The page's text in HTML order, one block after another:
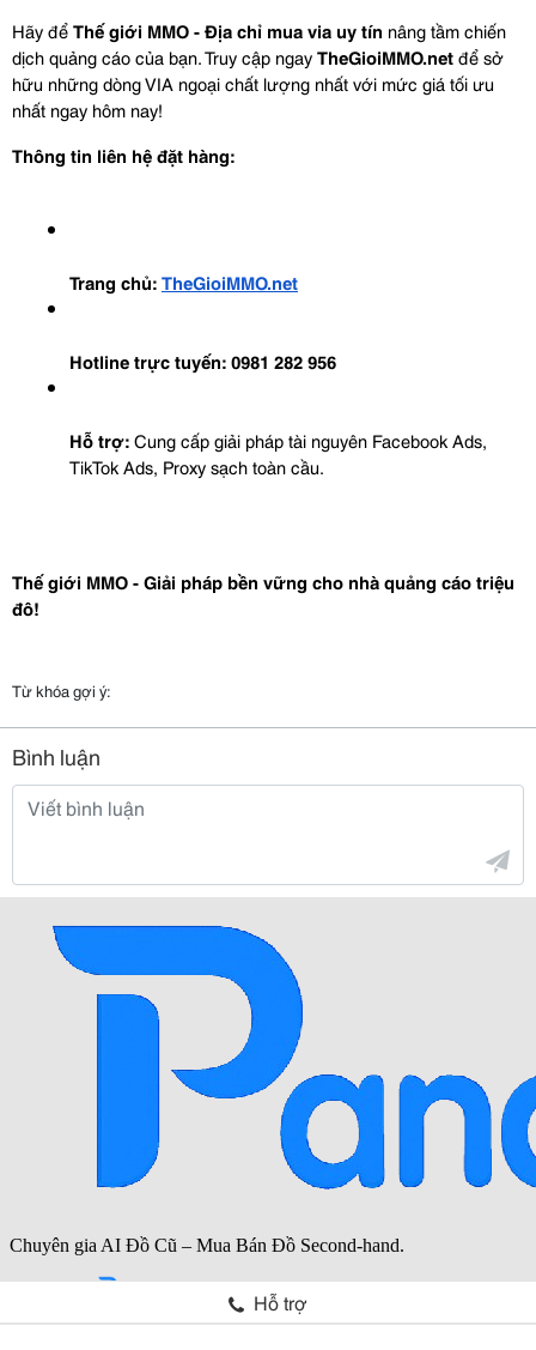
Hãy để Thế giới MMO - Địa chỉ mua via uy tín nâng tầm chiến
dịch quảng cáo của bạn. Truy cập ngay TheGioiMMO.net để sở
hữu những dòng VIA ngoại chất lượng nhất với mức giá tối ưu
nhất ngay hôm nay!
Thông tin liên hệ đặt hàng:
Trang chủ:TheGioiMMO.net
Hotline trực tuyến:0981 282 956
Hỗ trợ: Cung cấp giải pháp tài nguyên Facebook Ads,
TikTok Ads, Proxy sạch toàn cầu.
Thế giới MMO - Giải pháp bền vững cho nhà quảng cáo triệu
đô!
Từ khóa gợi ý:
Bình luận
Hỗ trợ